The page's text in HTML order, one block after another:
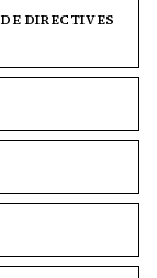
DIRECTIVES